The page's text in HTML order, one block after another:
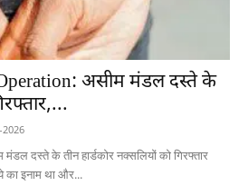
असीम मंडल दस्ते के
2026
दस्ते के तीन हार्डकोर नक्सलियों को गिरफ्तार
का इनाम था और...